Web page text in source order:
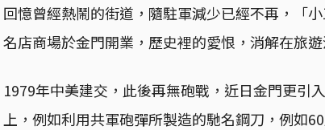
回憶曾經熱鬧的街道，隨駐軍減少已經不再，「
名店商場於金門開業，歷史裡的愛恨，消解在旅遊
1979年中美建交，此後再無砲戰，近日金門更引
上，例如利用共軍砲彈所製造的馳名鋼刀，例如